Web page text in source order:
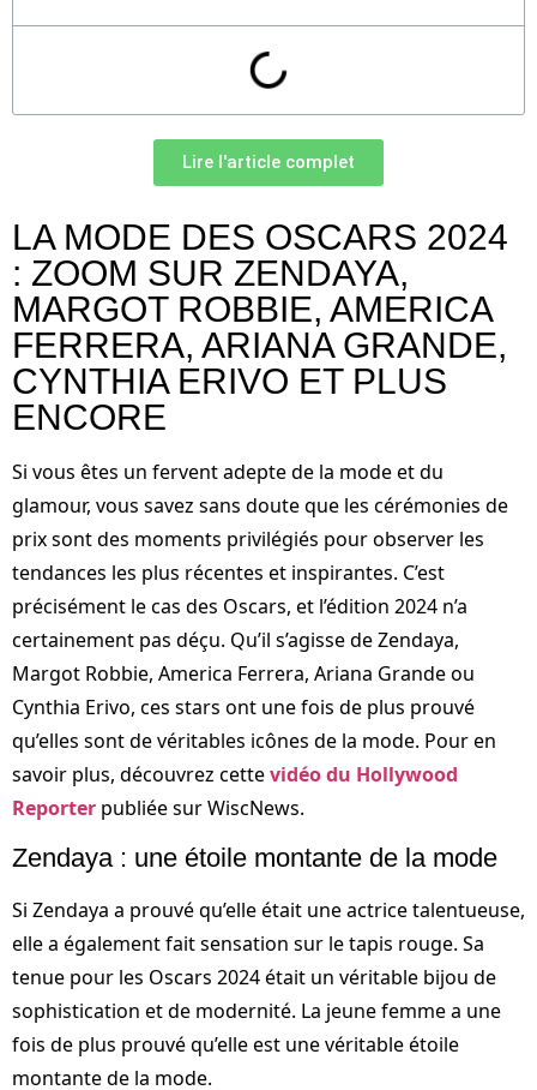
Lire l'article complet
LA MODE DES OSCARS 2024
: ZOOM SUR ZENDAYA,
MARGOT ROBBIE, AMERICA
FERRERA, ARIANA GRANDE,
CYNTHIA ERIVO ET PLUS
ENCORE
Si vous êtes un fervent adepte de la mode et du
glamour, vous savez sans doute que les cérémonies de
prix sont des moments privilégiés pour observer les
tendances les plus récentes et inspirantes. C’est
précisément le cas des Oscars, et l’édition 2024 n’a
certainement pas déçu. Qu’il s’agisse de Zendaya,
Margot Robbie, America Ferrera, Ariana Grande ou
Cynthia Erivo, ces stars ont une fois de plus prouvé
qu’elles sont de véritables icônes de la mode. Pour en
savoir plus, découvrez cettevidéo du Hollywood
Reporter publiée sur WiscNews.
Zendaya : une étoile montante de la mode
Si Zendaya a prouvé qu’elle était une actrice talentueuse,
elle a également fait sensation sur le tapis rouge. Sa
tenue pour les Oscars 2024 était un véritable bijou de
sophistication et de modernité. La jeune femme a une
fois de plus prouvé qu’elle est une véritable étoile
montante de la mode.